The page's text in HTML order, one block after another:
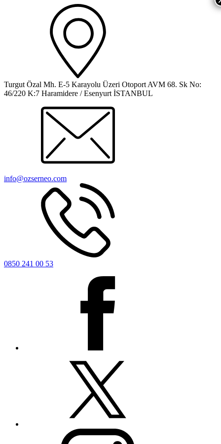
Turgut Özal Mh. E-5 Karayolu Üzeri Otoport AVM 68. Sk No:
46/220 K:7 Haramidere / Esenyurt İSTANBUL
info@ozserneo.com
0850 241 00 53